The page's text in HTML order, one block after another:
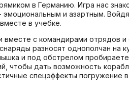
в Германию. Игра нас
и азартным.
в учебке.
с командирами отрядов и
разносят однополчан на
и под обстрелом
чтобы дать возможность
спецэффекты погружение в